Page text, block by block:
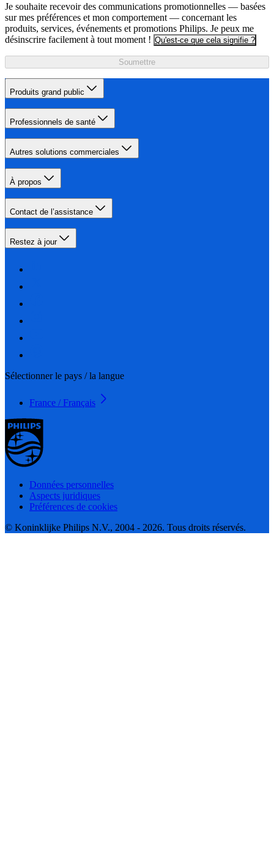
Je souhaite recevoir des communications promotionnelles — basées
sur mes préférences et mon comportement — concernant les
produits, services, événements et promotions Philips. Je peux me
désinscrire facilement à tout moment ! Qu'est-ce que cela signifie ?
Soumettre
Produits grand public
Professionnels de santé
Autres solutions commerciales
À propos
Contact de l’assistance
Restez à jour
Sélectionner le pays / la langue
France / Français
Données personnelles
Aspects juridiques
Préférences de cookies
© Koninklijke Philips N.V., 2004 - 2026. Tous droits réservés.